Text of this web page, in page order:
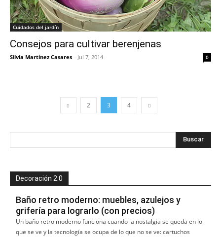
Cuidados del jardín
Consejos para cultivar berenjenas
Silvia Martínez Casares - Jul 7, 2014 0
2 3 4
Decoración 2.0
Baño retro moderno: muebles, azulejos y
grifería para lograrlo (con precios)
Un baño retro moderno funciona cuando la nostalgia se queda en lo
que se ve y la tecnología se ocupa de lo que no se ve: cartuchos